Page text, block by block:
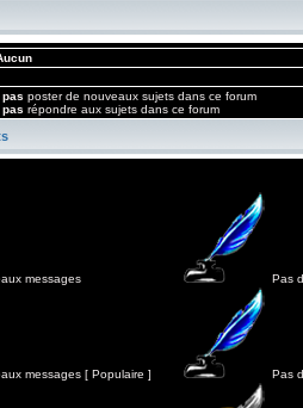
pas poster de nouveaux sujets dans ce forum
pas répondre aux sujets dans ce forum
messages
messages [ Populaire ]
Pas
Pas